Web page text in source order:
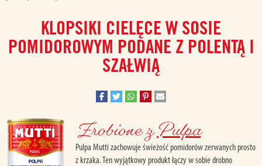
KLOPSIKI CIELĘCE W SOSIE
POMIDOROWYM PODANE Z POLENTĄ I
SZAŁWIĄ
Zrobione zPulpa
Pulpa Mutti zachowuje świeżość pomidorów zerwanych prosto
z krzaka. Ten wyjątkowy produkt łączy w sobie drobno